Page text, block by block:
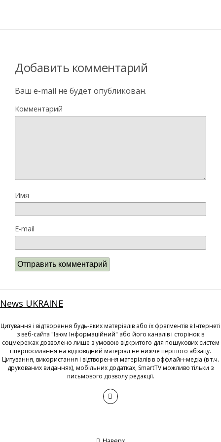
Добавить комментарий
Ваш e-mail не будет опубликован.
Комментарий
Имя
E-mail
News UKRAINE
Цитування і відтворення будь-яких матеріалів або їх фрагментів в Інтернеті
з веб-сайта "Ізюм Інформаційний" або його каналів і сторінок в
соцмережах дозволено лише з умовою відкритого для пошукових систем
гіперпосилання на відповідний матеріал не нижче першого абзацу.
Цитування, використання і відтворення матеріалів в оффлайн-медіа (в т.ч.
друкованих виданнях), мобільних додатках, SmartTV можливо тільки з
письмового дозволу редакції.